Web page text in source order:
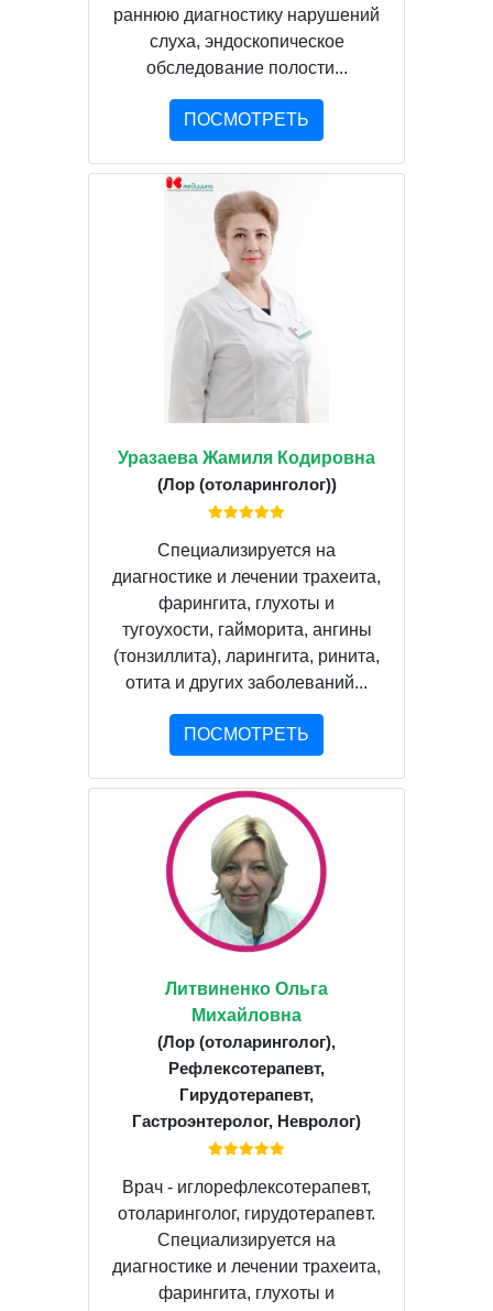
раннюю диагностику нарушений
слуха, эндоскопическое
обследование полости...
ПОСМОТРЕТЬ
Уразаева Жамиля Кодировна
(Лор (отоларинголог))
Специализируется на
диагностике и лечении трахеита,
фарингита, глухоты и
тугоухости, гайморита, ангины
(тонзиллита), ларингита, ринита,
отита и других заболеваний...
ПОСМОТРЕТЬ
Литвиненко Ольга
Михайловна
(Лор (отоларинголог),
Рефлексотерапевт,
Гирудотерапевт,
Гастроэнтеролог, Невролог)
Врач - иглорефлексотерапевт,
отоларинголог, гирудотерапевт.
Специализируется на
диагностике и лечении трахеита,
фарингита, глухоты и